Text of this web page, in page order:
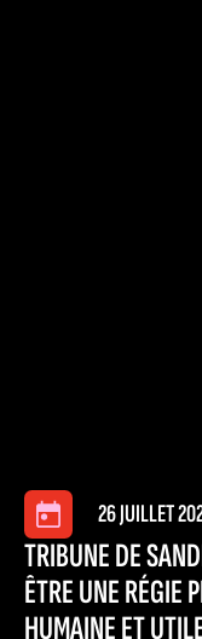
26 JUILLET
TRIBUNE DE
ÊTRE UNE RÉGIE
HUMAINE ET